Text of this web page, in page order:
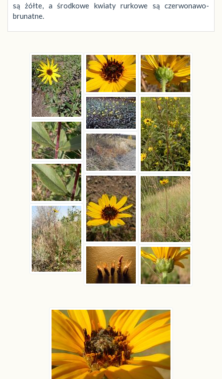
są żółte, a środkowe kwiaty rurkowe są czerwonawo-
brunatne.